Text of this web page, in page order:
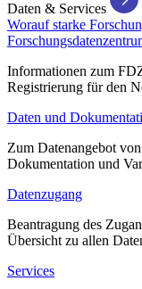
Daten & Services
Worauf starke
Informationen zum
Registrierung für den
Daten und
Zum Datenangebot
Dokumentation und
Datenzugang
Beantragung des
Übersicht zu allen
Services